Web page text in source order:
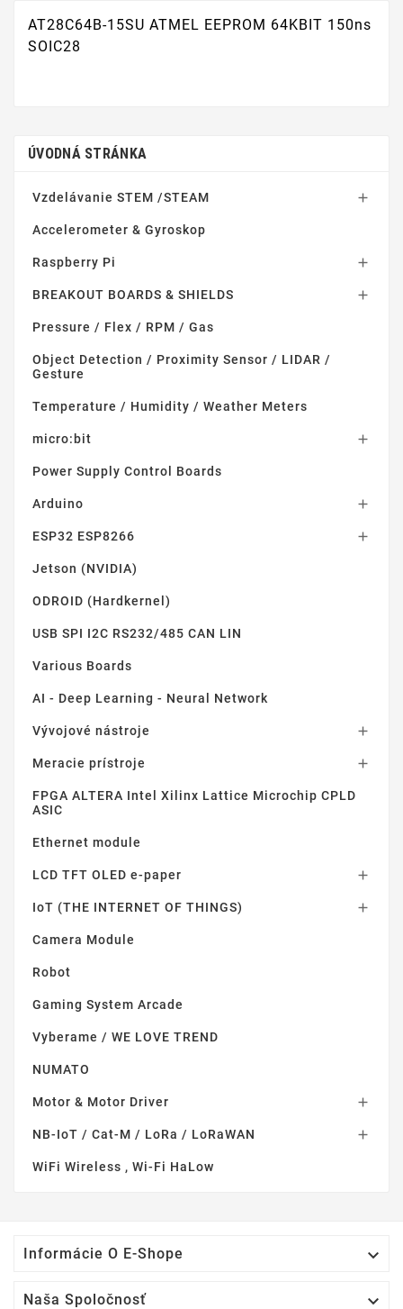
AT28C64B-15SU ATMEL EEPROM 64KBIT 150ns
SOIC28
ÚVODNÁ STRÁNKA
Vzdelávanie STEM /STEAM 
Accelerometer & Gyroskop
Raspberry Pi 
BREAKOUT BOARDS & SHIELDS 
Pressure / Flex / RPM / Gas
Object Detection / Proximity Sensor / LIDAR /
Gesture
Temperature / Humidity / Weather Meters
micro:bit 
Power Supply Control Boards
Arduino 
ESP32 ESP8266 
Jetson (NVIDIA)
ODROID (Hardkernel)
USB SPI I2C RS232/485 CAN LIN
Various Boards
AI - Deep Learning - Neural Network
Vývojové nástroje 
Meracie prístroje 
FPGA ALTERA Intel Xilinx Lattice Microchip CPLD
ASIC
Ethernet module
LCD TFT OLED e-paper 
IoT (THE INTERNET OF THINGS) 
Camera Module
Robot
Gaming System Arcade
Vyberame / WE LOVE TREND
NUMATO
Motor & Motor Driver 
NB-IoT / Cat-M / LoRa / LoRaWAN 
WiFi Wireless , Wi-Fi HaLow
Informácie O E-Shope 
Naša Spoločnosť 